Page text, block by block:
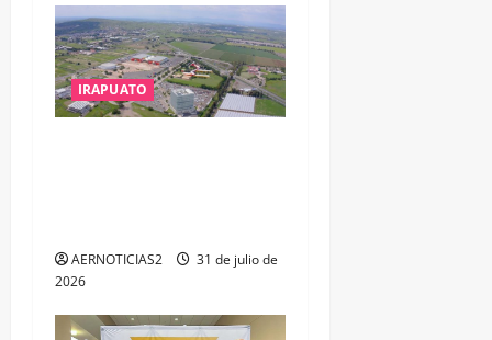
IRAPUATO
AERNOTICIAS2
31 de julio de
2026